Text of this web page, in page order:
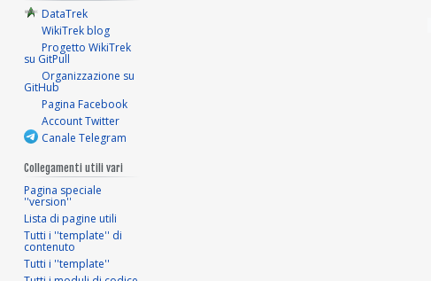
DataTrek
WikiTrek blog
Progetto WikiTrek
su GitPull
Organizzazione su
GitHub
Pagina Facebook
Account Twitter
Canale Telegram
Collegamenti utili vari
Pagina speciale
''version''
Lista di pagine utili
Tutti i ''template'' di
contenuto
Tutti i ''template''